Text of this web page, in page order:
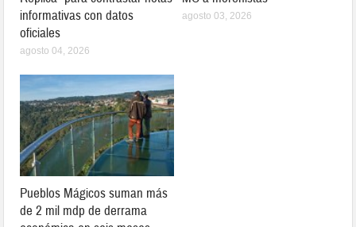
informativas con datos
oficiales
agosto 04, 2026
agosto 03, 2026
Pueblos Mágicos suman más
de 2 mil mdp de derrama